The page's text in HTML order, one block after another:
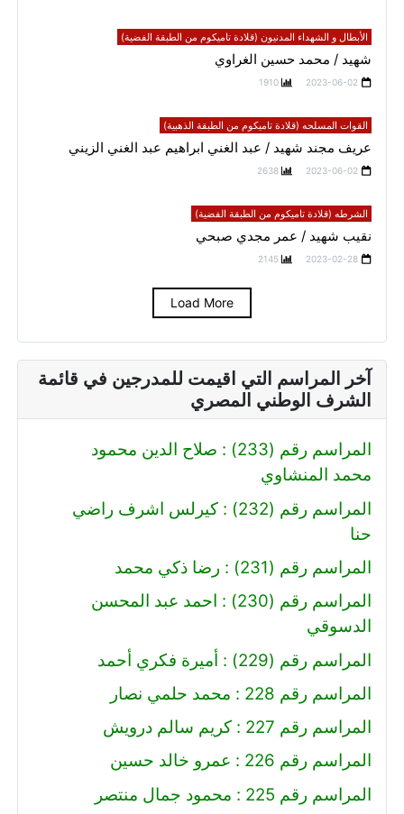
الأبطال و الشهداء المدنيون (قلادة تاميكوم من الطبقة الفضية)
شهيد / محمد حسين الغراوي
2023-06-02
1910
القوات المسلحه (قلادة تاميكوم من الطبقة الذهبية)
عريف مجند شهيد / عبد الغني ابراهيم عبد الغني الزيني
2023-06-02
2638
الشرطه (قلادة تاميكوم من الطبقة الفضية)
نقيب شهيد / عمر مجدي صبحي
2023-02-28
2145
Load More
آخر المراسم التي اقيمت للمدرجين في قائمة
الشرف الوطني المصري
المراسم رقم (233) : صلاح الدين محمود
محمد المنشاوي
المراسم رقم (232) : كيرلس اشرف راضي
حنا
المراسم رقم (231) : رضا ذكي محمد
المراسم رقم (230) : احمد عبد المحسن
الدسوقي
المراسم رقم (229) : أميرة فكري أحمد
المراسم رقم 228 : محمد حلمي نصار
المراسم رقم 227 : كريم سالم درويش
المراسم رقم 226 : عمرو خالد حسين
المراسم رقم 225 : محمود جمال منتصر